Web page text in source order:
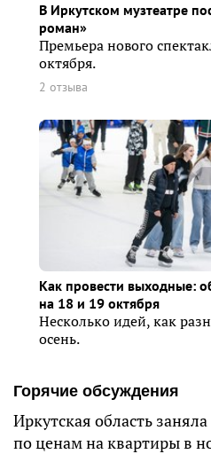
В Иркутском музтеатре
роман»
Премьера нового
октября.
2 отзыва
Как провести выходные:
на 18 и 19 октября
Несколько идей, как
осень.
Горячие обсуждения
Иркутская область
по ценам на квартиры в